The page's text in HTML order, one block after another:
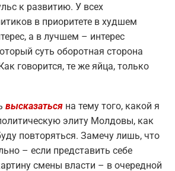
к развитию. У всех
в приоритете в худшем
а в лучшем – интерес
суть оборотная сторона
говорится, те же яйца, только
высказаться на тему того, какой я
элиту Молдовы, как
повторяться. Замечу лишь, что
– если представить себе
смены власти – в очередной